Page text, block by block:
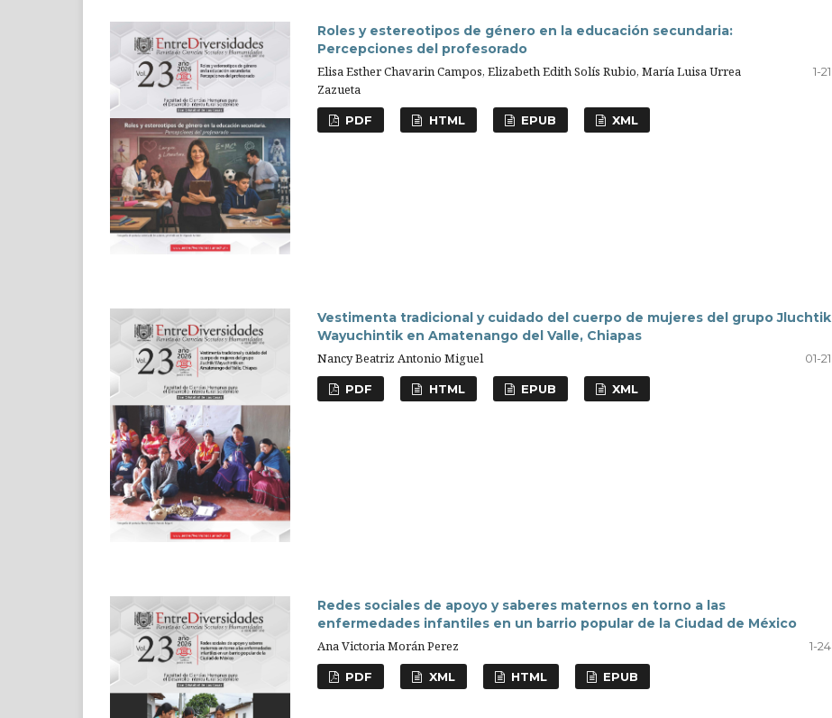
Roles y estereotipos de género en la educación secundaria:
Percepciones del profesorado
Elisa Esther Chavarin Campos, Elizabeth Edith Solís Rubio, María Luisa Urrea
Zazueta
1-21
PDF HTML EPUB XML
Vestimenta tradicional y cuidado del cuerpo de mujeres del grupo Jluchtik
Wayuchintik en Amatenango del Valle, Chiapas
Nancy Beatriz Antonio Miguel
01-21
PDF HTML EPUB XML
Redes sociales de apoyo y saberes maternos en torno a las
enfermedades infantiles en un barrio popular de la Ciudad de México
Ana Victoria Morán Perez
1-24
PDF XML HTML EPUB